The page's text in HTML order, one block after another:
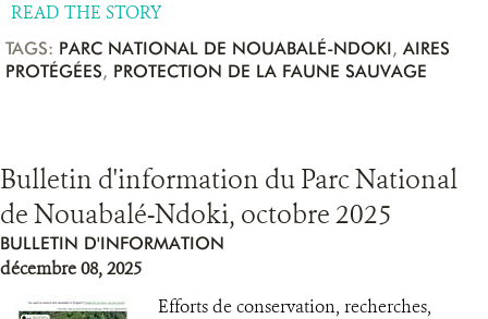
READ THE STORY
TAGS: PARC NATIONAL DE NOUABALÉ-NDOKI, AIRES
PROTÉGÉES, PROTECTION DE LA FAUNE SAUVAGE
Bulletin d'information du Parc National
de Nouabalé-Ndoki, octobre 2025
BULLETIN D'INFORMATION
décembre 08, 2025
Efforts de conservation, recherches,